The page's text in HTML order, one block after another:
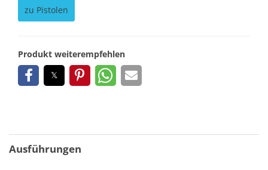
zu Pistolen
Produkt weiterempfehlen
Ausführungen